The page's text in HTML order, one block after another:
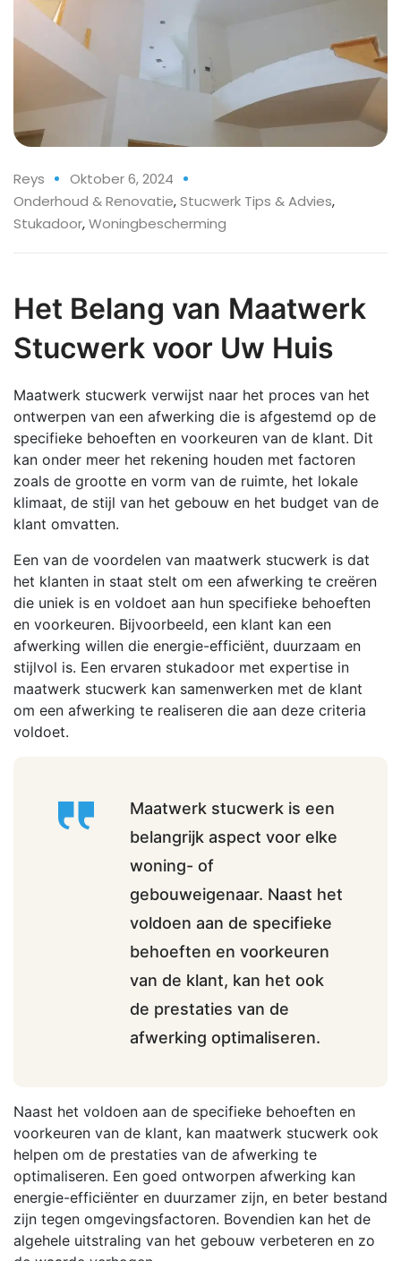
Reys
Oktober 6, 2024
Onderhoud & Renovatie,Stucwerk Tips & Advies,
Stukadoor,Woningbescherming
Het Belang van Maatwerk
Stucwerk voor Uw Huis
Maatwerk stucwerk verwijst naar het proces van het
ontwerpen van een afwerking die is afgestemd op de
specifieke behoeften en voorkeuren van de klant. Dit
kan onder meer het rekening houden met factoren
zoals de grootte en vorm van de ruimte, het lokale
klimaat, de stijl van het gebouw en het budget van de
klant omvatten.
Een van de voordelen van maatwerk stucwerk is dat
het klanten in staat stelt om een afwerking te creëren
die uniek is en voldoet aan hun specifieke behoeften
en voorkeuren. Bijvoorbeeld, een klant kan een
afwerking willen die energie-efficiënt, duurzaam en
stijlvol is. Een ervaren stukadoor met expertise in
maatwerk stucwerk kan samenwerken met de klant
om een afwerking te realiseren die aan deze criteria
voldoet.
Maatwerk stucwerk is een
belangrijk aspect voor elke
woning- of
gebouweigenaar. Naast het
voldoen aan de specifieke
behoeften en voorkeuren
van de klant, kan het ook
de prestaties van de
afwerking optimaliseren.
Naast het voldoen aan de specifieke behoeften en
voorkeuren van de klant, kan maatwerk stucwerk ook
helpen om de prestaties van de afwerking te
optimaliseren. Een goed ontworpen afwerking kan
energie-efficiënter en duurzamer zijn, en beter bestand
zijn tegen omgevingsfactoren. Bovendien kan het de
algehele uitstraling van het gebouw verbeteren en zo